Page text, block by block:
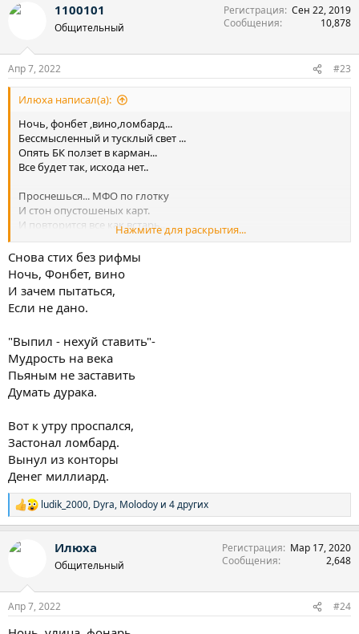
к
1100101
Общительный
Регистрация Сен 22, 2019
Сообщения
10,878
Апр 7, 2022 #23
Илюха написал(а):
Ночь, фонбет ,вино,ломбард...
Бессмысленный и тусклый свет ...
Опять БК ползет в карман...
Все будет так, исхода нет..
Проснешься... МФО по глотку
И стон опустошеных карт.
И повторится все как встарь..
Фонбет, кредит, вино, ломбард....
Нажмите для раскрытия...
Снова стих без рифмы
Ночь, Фонбет, вино
И зачем пытаться,
Если не дано.
"Выпил - нexуй ставить"-
Мудрость на века
Пьяным не заставить
Думать дурака.
Вот к утру проспался,
Застонал ломбард.
Вынул из конторы
Денег миллиард.
Р
е
к
ludik_2000, Dyra, Molodoy и 4 других
Илюха
Общительный
Регистрация
Мар 17, 2020
Сообщения
2,648
Апр 7, 2022 #24